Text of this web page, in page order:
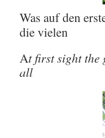
Was auf den
die vielen
At first sight the
all